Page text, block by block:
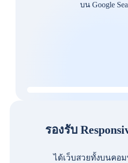
บน Google
รองรับ
ได้เว็บสวยทั้งบนคอม